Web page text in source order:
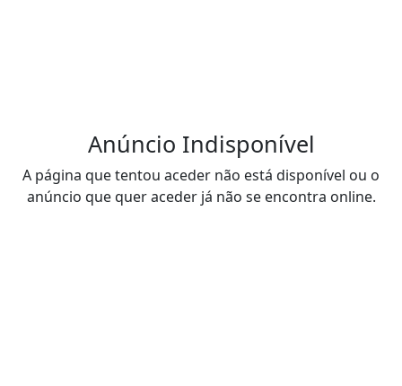
Anúncio Indisponível
A página que tentou aceder não está disponível ou o
anúncio que quer aceder já não se encontra online.